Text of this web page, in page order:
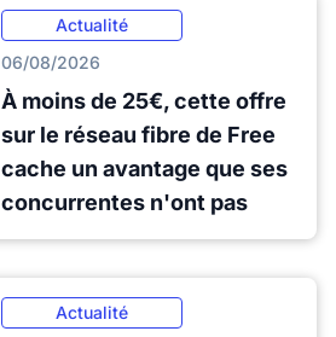
Actualité
06/08/2026
À moins de 25€, cette offre
sur le réseau fibre de Free
cache un avantage que ses
concurrentes n'ont pas
Actualité